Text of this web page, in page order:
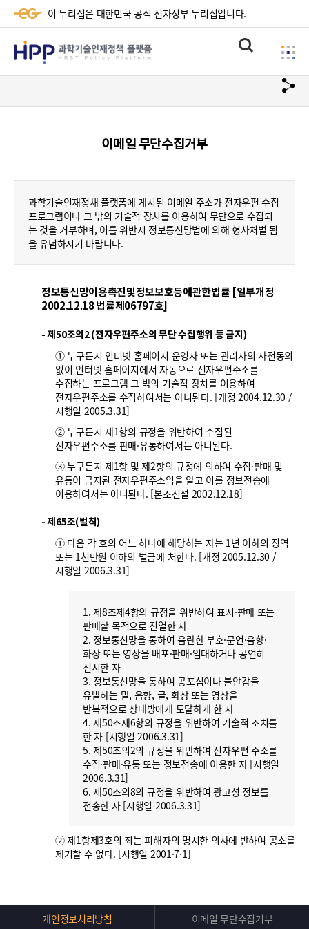
이 누리집은 대한민국 공식 전자정부 누리집입니다.
HPP
과
재
정
책
플
HRST
Policy
Platform
통
합
색
사
이
메
url
복
이메일 무단수집거부
과학기술인재정채 플랫폼에 게시된 이메일 주소가 전자우편 수집
프로그램이나 그 밖의 기술적 장치를 이용하여 무단으로 수집되
는 것을 거부하며, 이를 위반시 정보통신망법에 의해 형사처벌 됨
을 유념하시기 바랍니다.
정보통신망이용촉진및정보보호등에관한법률 [일부개정
2002.12.18 법률제06797호]
- 제50조의2 (전자우편주소의 무단 수집행위 등 금지)
① 누구든지 인터넷 홈페이지 운영자 또는 관리자의 사전동의
없이 인터넷 홈페이지에서 자동으로 전자우편주소를
수집하는 프로그램 그 밖의 기술적 장치를 이용하여
전자우편주소를 수집하여서는 아니된다. [개정 2004.12.30 /
시행일 2005.3.31]
② 누구든지 제1항의 규정을 위반하여 수집된
전자우편주소를 판매·유통하여서는 아니된다.
③ 누구든지 제1항 및 제2항의 규정에 의하여 수집·판매 및
유통이 금지된 전자우편주소임을 알고 이를 정보전송에
이용하여서는 아니된다. [본조신설 2002.12.18]
- 제65조(벌칙)
① 다음 각 호의 어느 하나에 해당하는 자는 1년 이하의 징역
또는 1천만원 이하의 벌금에 처한다. [개정 2005.12.30 /
시행일 2006.3.31]
1. 제8조제4항의 규정을 위반하여 표시·판매 또는
판매할 목적으로 진열한 자
2. 정보통신망을 통하여 음란한 부호·문언·음향·
화상 또는 영상을 배포·판매·임대하거나 공연히
전시한 자
3. 정보통신망을 통하여 공포심이나 불안감을
유발하는 말, 음향, 글, 화상 또는 영상을
반복적으로 상대방에게 도달하게 한 자
4. 제50조제6항의 규정을 위반하여 기술적 조치를
한 자 [시행일 2006.3.31]
5. 제50조의2의 규정을 위반하여 전자우편 주소를
수집·판매·유통 또는 정보전송에 이용한 자 [시행일
2006.3.31]
6. 제50조의8의 규정을 위반하여 광고성 정보를
전송한 자 [시행일 2006.3.31]
② 제1항제3호의 죄는 피해자의 명시한 의사에 반하여 공소를
제기할 수 없다. [시행일 2001·7·1]
개인정보처리방침 이메일 무단수집거부